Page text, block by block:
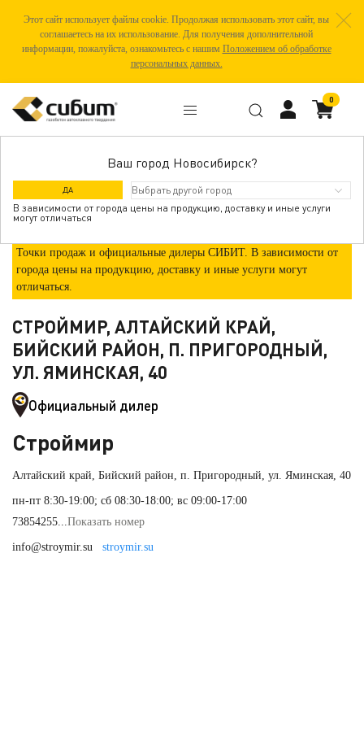
Этот сайт использует файлы cookie. Продолжая использовать этот сайт, вы
соглашаетесь на их использование. Для получения дополнительной
информации, пожалуйста, ознакомьтесь с нашим Положением об обработке
персональных данных.
Ваш город Новосибирск?
ДА
В зависимости от города цены на продукцию, доставку и иные услуги
могут отличаться
0
ГДЕ КУПИТЬ
Точки продаж и официальные дилеры СИБИТ. В зависимости от
города цены на продукцию, доставку и иные услуги могут
отличаться.
СТРОЙМИР, АЛТАЙСКИЙ КРАЙ,
БИЙСКИЙ РАЙОН, П. ПРИГОРОДНЫЙ,
УЛ. ЯМИНСКАЯ, 40
Официальный дилер
Строймир
Алтайский край, Бийский район, п. Пригородный, ул. Яминская, 40
пн-пт 8:30-19:00; сб 08:30-18:00; вс 09:00-17:00
73854255...Показать номер
info@stroymir.su stroymir.su